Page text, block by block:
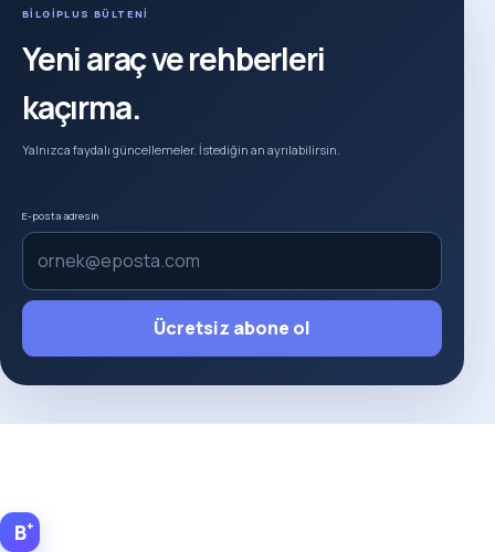
BİLGİPLUS BÜLTENİ
Yeni araç ve rehberleri
kaçırma.
Yalnızca faydalı güncellemeler. İstediğin an ayrılabilirsin.
E-posta adresin
Ücretsiz abone ol
B+